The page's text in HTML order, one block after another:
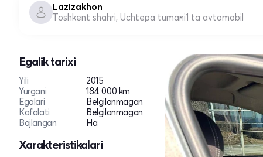
Lazizakhon
Toshkent shahri, Uchtepa tumani1 ta avtomobil
Egalik tarixi
Yili
2015
Yurgani
184 000 km
Egalari
Belgilanmagan
Kafolati
Belgilanmagan
Bojlangan
Ha
Xarakteristikalari